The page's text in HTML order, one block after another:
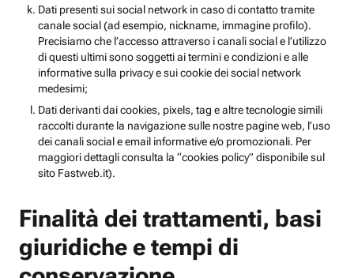
Dati presenti sui social network in caso di contatto tramite
canale social (ad esempio, nickname, immagine profilo).
Precisiamo che l’accesso attraverso i canali social e l’utilizzo
di questi ultimi sono soggetti ai termini e condizioni e alle
informative sulla privacy e sui cookie dei social network
medesimi;
Dati derivanti dai cookies, pixels, tag e altre tecnologie simili
raccolti durante la navigazione sulle nostre pagine web, l’uso
dei canali social e email informative e/o promozionali. Per
maggiori dettagli consulta la “cookies policy” disponibile sul
sito Fastweb.it).
Finalità dei trattamenti, basi
giuridiche e tempi di